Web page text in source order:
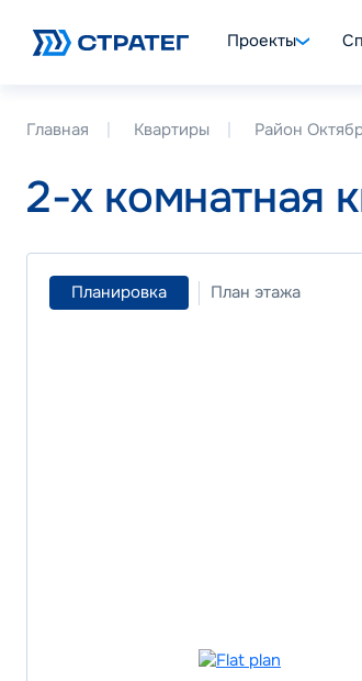
Проекты
Главная Квартиры Район
2-х комнатная
Планировка План этажа